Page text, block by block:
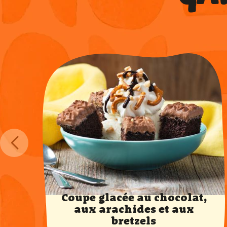
Coupe glacée au chocolat,
aux arachides et aux
bretzels